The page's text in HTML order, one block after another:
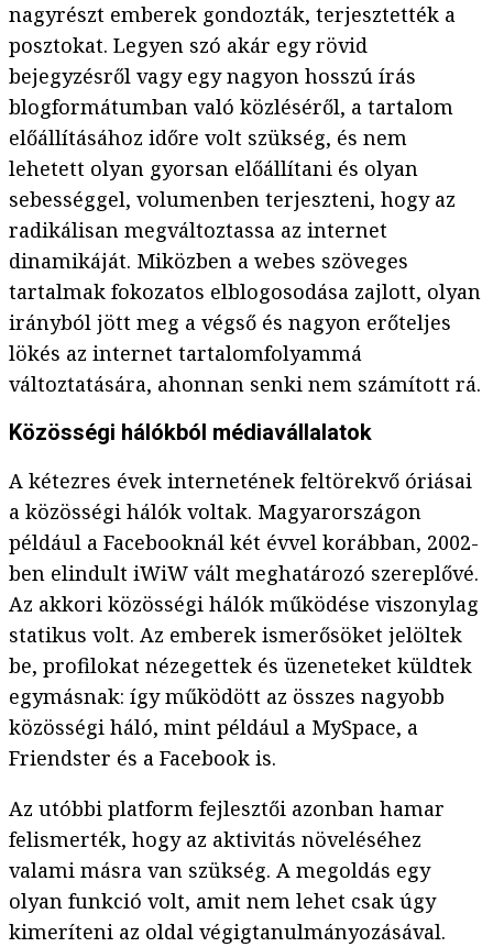
nagyrészt emberek gondozták, terjesztették a
posztokat. Legyen szó akár egy rövid
bejegyzésről vagy egy nagyon hosszú írás
blogformátumban való közléséről, a tartalom
előállításához időre volt szükség, és nem
lehetett olyan gyorsan előállítani és olyan
sebességgel, volumenben terjeszteni, hogy az
radikálisan megváltoztassa az internet
dinamikáját. Miközben a webes szöveges
tartalmak fokozatos elblogosodása zajlott, olyan
irányból jött meg a végső és nagyon erőteljes
lökés az internet tartalomfolyammá
változtatására, ahonnan senki nem számított rá.
Közösségi hálókból médiavállalatok
A kétezres évek internetének feltörekvő óriásai
a közösségi hálók voltak. Magyarországon
például a Facebooknál két évvel korábban, 2002-
ben elindult iWiW vált meghatározó szereplővé.
Az akkori közösségi hálók működése viszonylag
statikus volt. Az emberek ismerősöket jelöltek
be, profilokat nézegettek és üzeneteket küldtek
egymásnak: így működött az összes nagyobb
közösségi háló, mint például a MySpace, a
Friendster és a Facebook is.
Az utóbbi platform fejlesztői azonban hamar
felismerték, hogy az aktivitás növeléséhez
valami másra van szükség. A megoldás egy
olyan funkció volt, amit nem lehet csak úgy
kimeríteni az oldal végigtanulmányozásával.